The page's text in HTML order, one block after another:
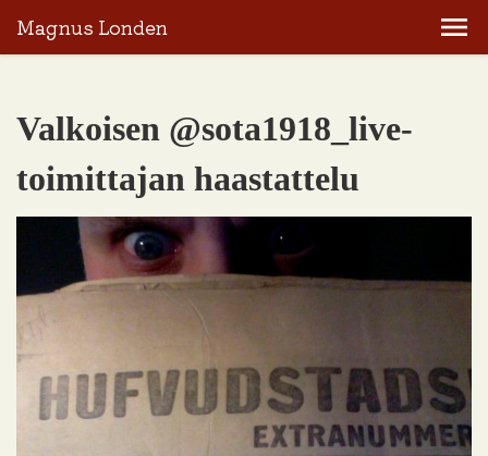
Magnus Londen
Valkoisen @sota1918_live-
toimittajan haastattelu